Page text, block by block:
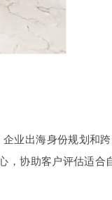
业出海身份规划和跨
，协助客户评估适合